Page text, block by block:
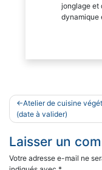
jonglage et
dynamique
Navigation
de
l’article
Atelier de cuisine
(date à valider)
Laisser un
Votre adresse e-mail ne